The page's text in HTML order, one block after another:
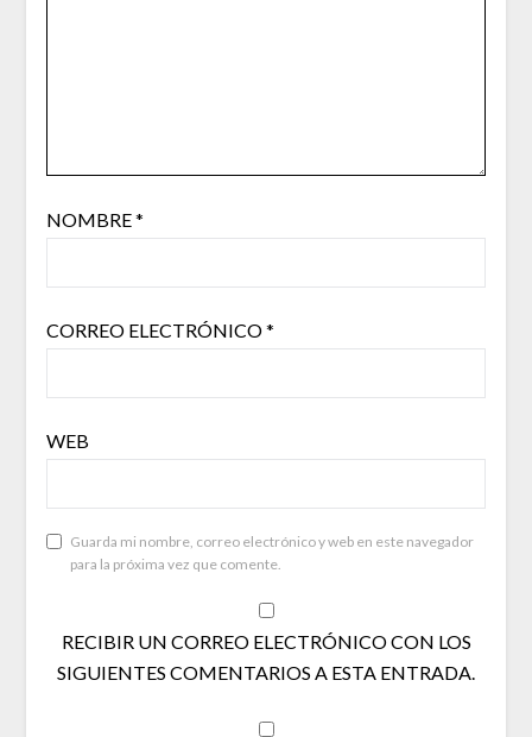
NOMBRE*
CORREO ELECTRÓNICO*
WEB
Guarda mi nombre, correo electrónico y web en este navegador
para la próxima vez que comente.
RECIBIR UN CORREO ELECTRÓNICO CON LOS
SIGUIENTES COMENTARIOS A ESTA ENTRADA.